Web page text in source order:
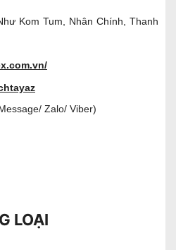
Kom Tum, Nhân Chính, Thanh
Zalo/ Viber)
LOẠI